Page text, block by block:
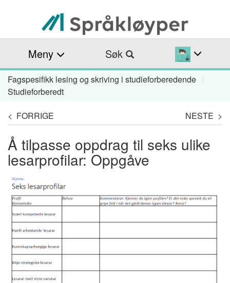
hovedinnhold
Meny Søk
Navigasjonssti
Fagspesifikk lesing og skriving i studieforberedende
Studieforberedt
< FORRIGE NESTE >
Å tilpasse oppdrag til seks ulike
lesarprofilar: Oppgåve
Image